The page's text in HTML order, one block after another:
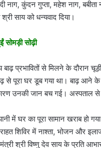
नाग, कुंदन गुप्ता, महेश नाग,
साय को धन्यवाद दिया।
सोमड़ी सोढ़ी
प्रभावितों से मिलने के दौरान
से पूरा घर डूब गया था। बाढ़
उनकी जान बच गई। अस्पताल
में घर का पूरा सामान खराब
शिविर में नाश्ता, भोजन और
श्री विष्णु देव साय के प्रति